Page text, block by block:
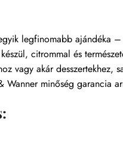
legfinomabb ajándéka
citrommal és
vagy akár desszertekhez,
Wanner minőség garancia